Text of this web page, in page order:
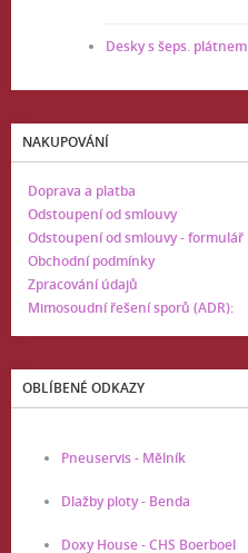
Desky s šeps. plátnem
NAKUPOVÁNÍ
Doprava a platba
Odstoupení od smlouvy
Odstoupení od smlouvy - formulář
Obchodní podmínky
Zpracování údajů
Mimosoudní řešení sporů (ADR):
OBLÍBENÉ ODKAZY
Pneuservis - Mělník
Dlažby ploty - Benda
Doxy House - CHS Boerboel